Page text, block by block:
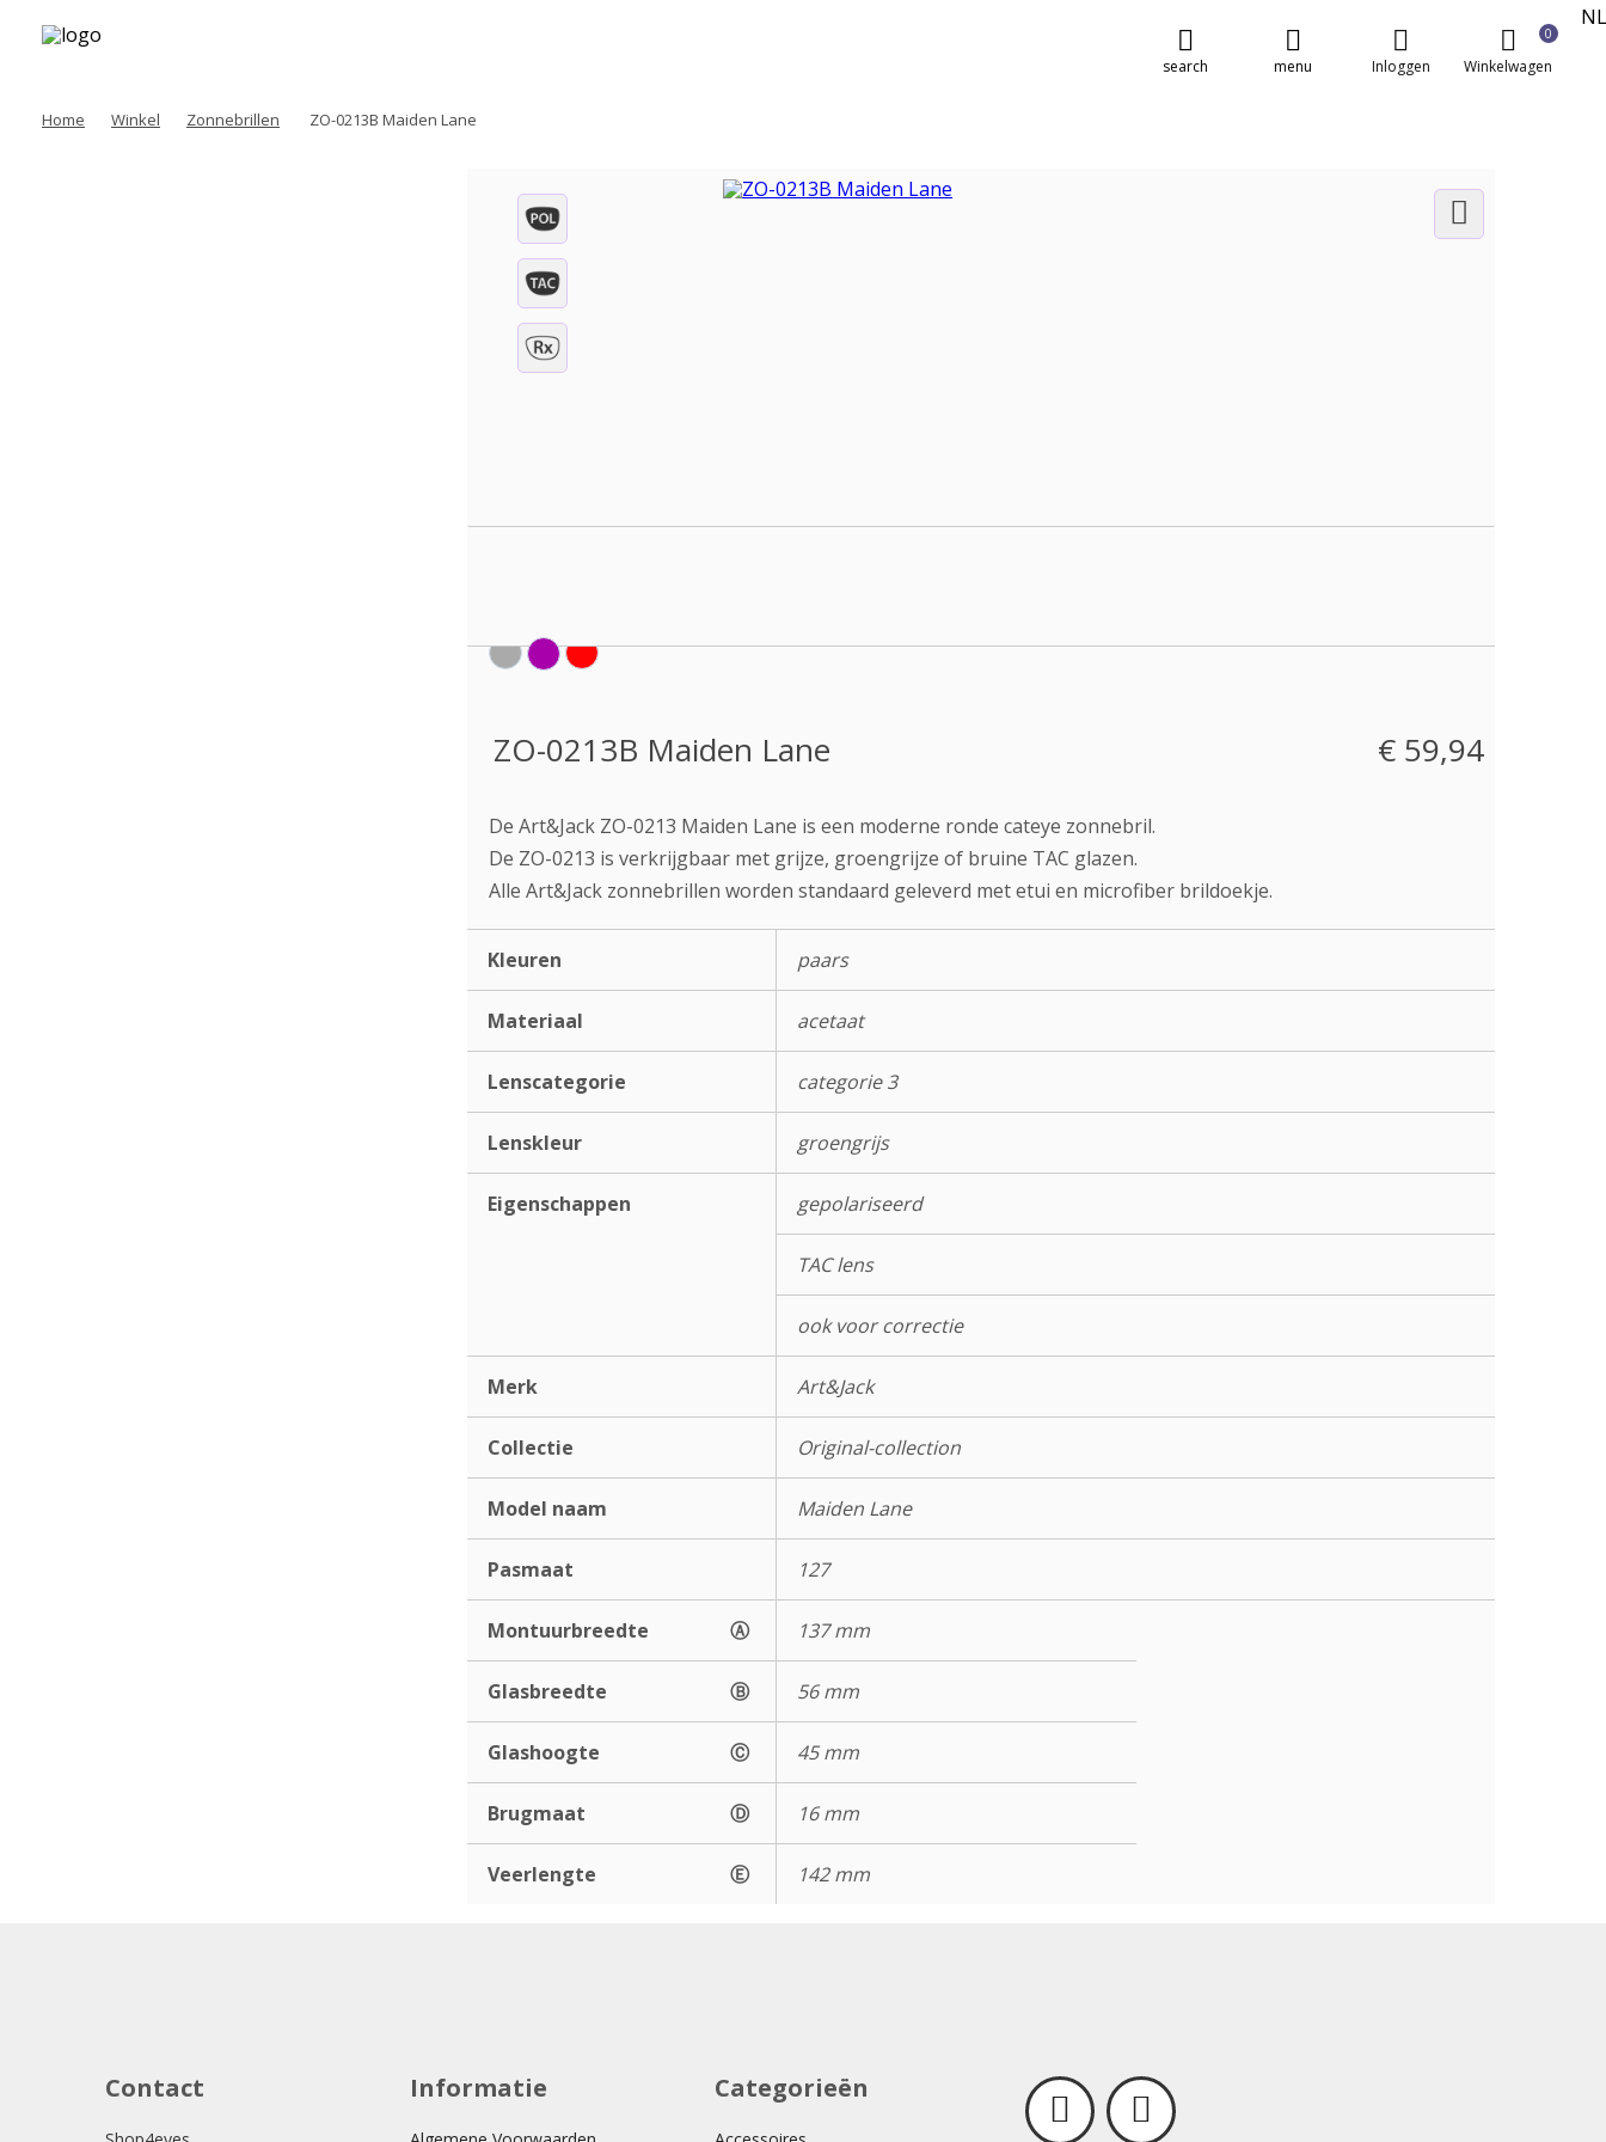
NL
0
Winkelwagen
Inloggen
menu
search
Home Winkel Zonnebrillen ZO-0213B Maiden Lane
ZO-0213B Maiden Lane € 59,94
De Art&Jack ZO-0213 Maiden Lane is een moderne ronde cateye zonnebril.
De ZO-0213 is verkrijgbaar met grijze, groengrijze of bruine TAC glazen.
Alle Art&Jack zonnebrillen worden standaard geleverd met etui en microfiber brildoekje.
Kleuren paars
Materiaal acetaat
Lenscategorie categorie 3
Lenskleur groengrijs
Eigenschappen gepolariseerd
TAC lens
ook voor correctie
Merk Art&Jack
Collectie Original-collection
Model naam Maiden Lane
Pasmaat 127
Montuurbreedte Ⓐ 137 mm
Glasbreedte Ⓑ 56 mm
Glashoogte Ⓒ 45 mm
Brugmaat Ⓓ 16 mm
Veerlengte Ⓔ 142 mm
Contact Informatie Categorieën